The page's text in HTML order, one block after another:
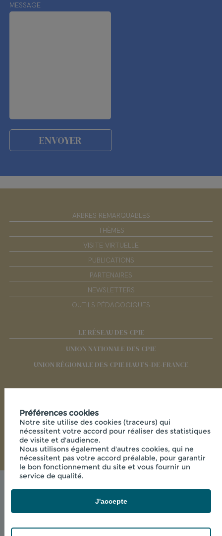
MESSAGE
ARBRES REMARQUABLES
THÈMES
VISITE VIRTUELLE
PUBLICATIONS
PARTENAIRES
NEWSLETTERS
OUTILS PÉDAGOGIQUES
LE RÉSEAU DES CPIE
UNION NATIONALE DES CPIE
UNION RÉGIONALE DES CPIE HAUTS-DE-FRANCE
Mentions légales
© 2026 - CPIE PAYS DE L'AISNE - 33 RUE DES
VICTIMES DE COMPORTET , 02000 MERLIEUX-ET-
Préférences cookies
Notre site utilise des cookies (traceurs) qui
nécessitent votre accord pour réaliser des statistiques
de visite et d'audience.
Nous utilisons également d'autres cookies, qui ne
nécessitent pas votre accord préalable, pour garantir
le bon fonctionnement du site et vous fournir un
service de qualité.
J'accepte